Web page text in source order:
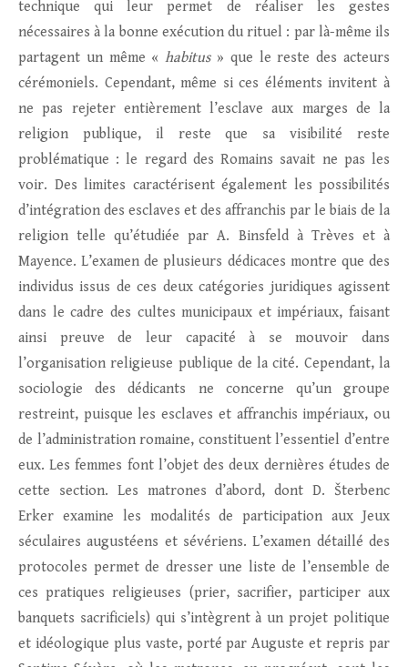
technique qui leur permet de réaliser les gestes
nécessaires à la bonne exécution du rituel : par là-même ils
partagent un même «habitus » que le reste des acteurs
cérémoniels. Cependant, même si ces éléments invitent à
ne pas rejeter entièrement l’esclave aux marges de la
religion publique, il reste que sa visibilité reste
problématique : le regard des Romains savait ne pas les
voir. Des limites caractérisent également les possibilités
d’intégration des esclaves et des affranchis par le biais de la
religion telle qu’étudiée par A. Binsfeld à Trèves et à
Mayence. L’examen de plusieurs dédicaces montre que des
individus issus de ces deux catégories juridiques agissent
dans le cadre des cultes municipaux et impériaux, faisant
ainsi preuve de leur capacité à se mouvoir dans
l’organisation religieuse publique de la cité. Cependant, la
sociologie des dédicants ne concerne qu’un groupe
restreint, puisque les esclaves et affranchis impériaux, ou
de l’administration romaine, constituent l’essentiel d’entre
eux. Les femmes font l’objet des deux dernières études de
cette section. Les matrones d’abord, dont D. Šterbenc
Erker examine les modalités de participation aux Jeux
séculaires augustéens et sévériens. L’examen détaillé des
protocoles permet de dresser une liste de l’ensemble de
ces pratiques religieuses (prier, sacrifier, participer aux
banquets sacrificiels) qui s’intègrent à un projet politique
et idéologique plus vaste, porté par Auguste et repris par